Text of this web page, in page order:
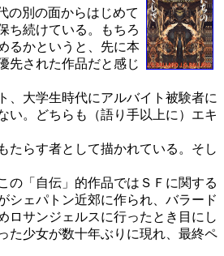
の別の面からはじめて
ち続けている。もちろ
るかというと、先に本
先された作品だと感じ
、大学生時代にアルバイト被験者に
い。どちらも（語り手以上に）エキ
たらす者として描かれている。そし
の「自伝」的作品ではＳＦに関する
シェパトン近郊に作られ、バラード
ロサンジェルスに行ったとき目にし
た少女が数十年ぶりに現れ、最終ペ